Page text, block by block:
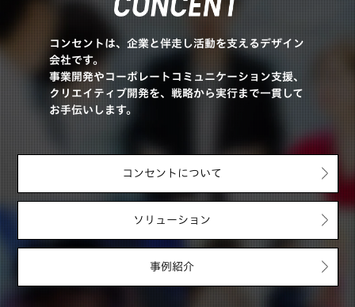
コンセントは、企業と伴走し活動を支えるデザイン
会社です。
事業開発やコーポレートコミュニケーション支援、
クリエイティブ開発を、戦略から実行まで一貫して
お手伝いします。
コンセントについて
ソリューション
事例紹介